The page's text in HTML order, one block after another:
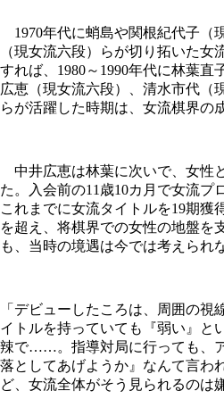
1970年代に蛸島や関根紀代子（
（現女流六段）らが切り拓いた女
すれば、1980～1990年代に林葉直
広恵（現女流六段）、清水市代（
らが活躍した時期は、女流棋界の
中井広恵は林葉に次いで、女性
た。入会前の11歳10カ月で女流プ
これまでに女流タイトルを19期獲
を超え、将棋界での女性の地盤を
も、当時の境遇は今では考えられ
「デビューしたころは、周囲の視
イトルを持っていても『弱い』と
辣で……。指導対局に行っても、
落としてあげようか』なんて言わ
ど、女流全体がそう見られるのは